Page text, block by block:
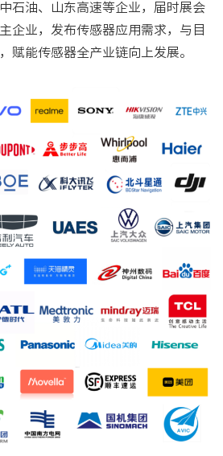
石油、山东高速等企业，届时展会
企业，发布传感器应用需求，与目
赋能传感器全产业链向上发展。